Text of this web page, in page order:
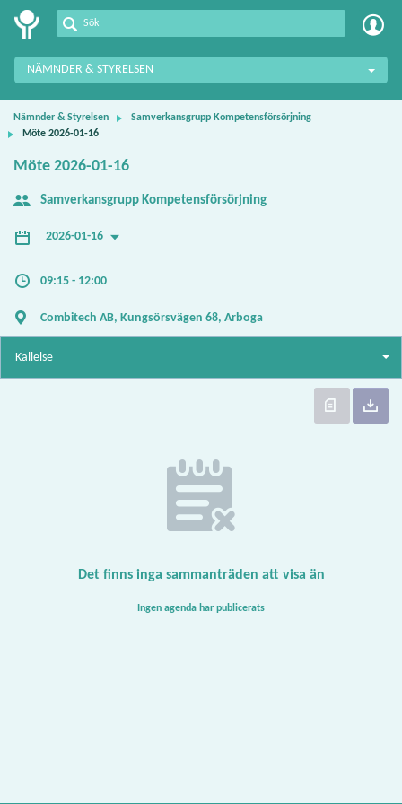
Meetings+
NÄMNDER & STYRELSEN
Nämnder & Styrelsen
Samverkansgrupp Kompetensförsörjning
Möte 2026-01-16
Möte 2026-01-16
Samverkansgrupp Kompetensförsörjning
2026-01-16
09:15 - 12:00
Combitech AB, Kungsörsvägen 68, Arboga
Kallelse
Det finns inga sammanträden att visa än
Ingen agenda har publicerats